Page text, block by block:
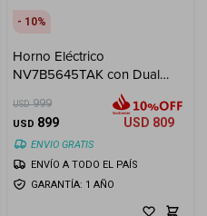
10
Horno Eléctrico
NV7B5645TAK con Dual
Cook y Air Fry 76 L
USD 999
USD 899 USD 809
ENVIO GRATIS
GARANTÍA: 1 AÑO
ENVÍO A TODO EL PAÍS